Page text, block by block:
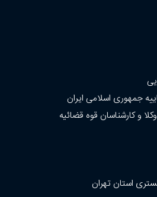
جمهوری اسلامی ایران
و کارشناسان قوه قضائیه
استان تهران